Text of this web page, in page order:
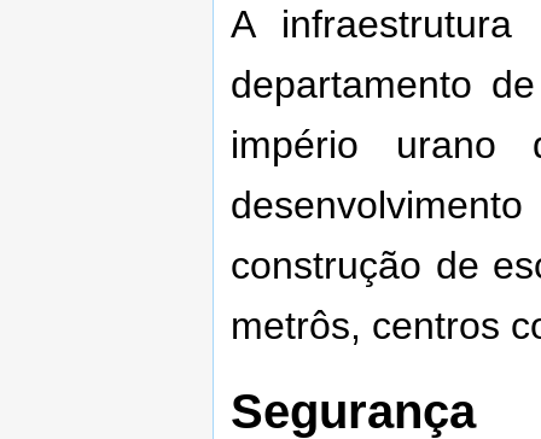
A
departamento
império
construção de
metrôs, centros
Segurança